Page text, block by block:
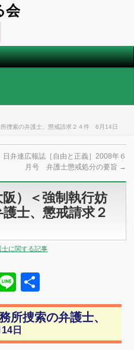
会
捜索の弁護士、懲戒請求２４件 6月14日
日弁連広報誌［自由と正義］2008年６
月号 弁護士懲戒処分の要旨 →
）＜強制執行妨
士、懲戒請求２
士に関する記事
Hatena
Line
有
所捜索の弁護士、
日